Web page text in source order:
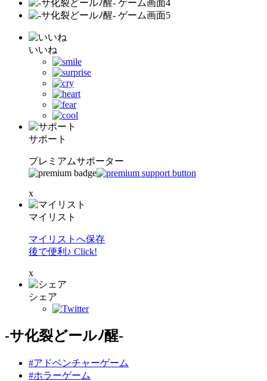
いいね
サポート
プレミアムサポーター
x
マイリスト
マイリストへ保存
後で便利♪ Click!
x
シェア
-サ化裂どールﾉ醒-
#アドベンチャーゲーム
#ホラーゲーム